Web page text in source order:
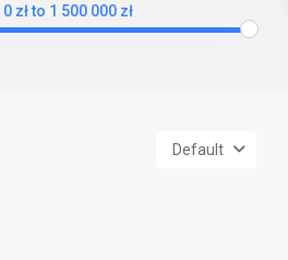
0 zł to 1 500 000 zł
Default